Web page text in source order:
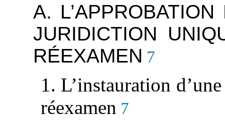
A.
JURIDICTION
RÉEXAMEN 7
1. L’instauration
réexamen 7